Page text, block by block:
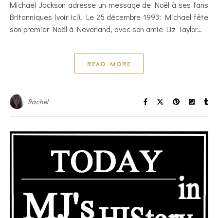
Michael Jackson adresse un message de Noël à ses fans
Britanniques (voir ici). Le 25 décembre 1993: Michael fête
son premier Noël à Neverland, avec son amie Liz Taylor…
READ MORE
Rachel